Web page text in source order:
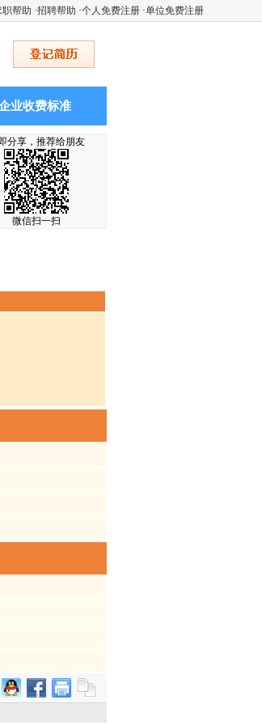
职帮助 ·招聘帮助 ·个人免费注册 ·单位免费注册
业收费标准
分享，推荐给朋友
微信扫一扫